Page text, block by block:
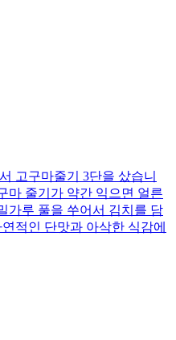
고구마줄기 3단을 샀습니
마 줄기가 약간 익으면 얼른
가루 풀을 쑤어서 김치를 담
적인 단맛과 아삭한 식감에